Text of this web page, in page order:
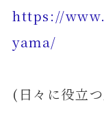
https://
yama/
(日々に役立